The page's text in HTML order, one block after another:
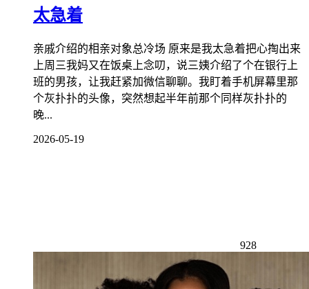
太急着
亲戚介绍的相亲对象总冷场 原来是我太急着把心掏出来
上周三我妈又在饭桌上念叨，说三姨介绍了个在银行上
班的男孩，让我赶紧加微信聊聊。我盯着手机屏幕里那
个灰扑扑的头像，突然想起半年前那个同样灰扑扑的
晚...
2026-05-19
928